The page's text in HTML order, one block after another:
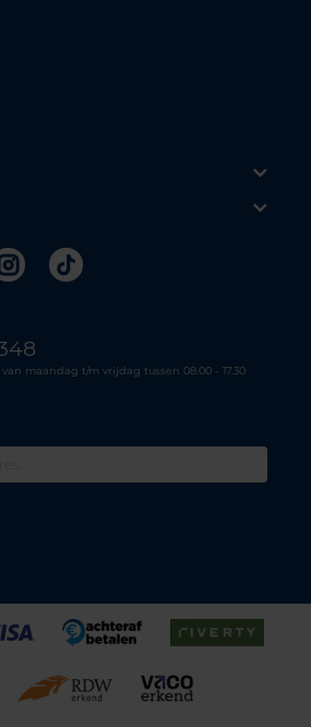
Instagram
Tiktok
maandag t/m vrijdag tussen 08.00 - 17.30